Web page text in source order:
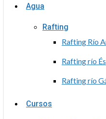
Agua
Rafting
Rafting Río
Rafting río
Rafting río
Cursos